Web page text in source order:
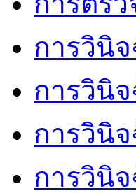
การวินิ
การวินิ
การวินิ
การวินิ